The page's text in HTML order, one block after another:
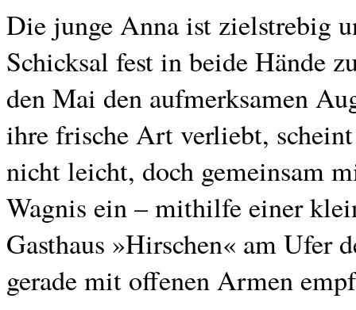
Die junge Anna ist zielstrebig
Schicksal fest in beide Hände
den Mai den aufmerksamen
ihre frische Art verliebt,
nicht leicht, doch gemeinsam
Wagnis ein – mithilfe einer
Gasthaus »Hirschen« am Ufer
gerade mit offenen Armen